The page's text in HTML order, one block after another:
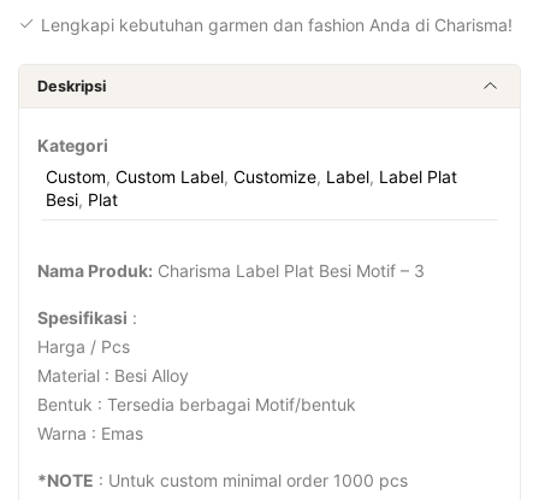
Lengkapi kebutuhan garmen dan fashion Anda di Charisma!
Deskripsi
Kategori
Custom, Custom Label, Customize, Label, Label Plat
Besi, Plat
Nama Produk: Charisma Label Plat Besi Motif – 3
Spesifikasi :
Harga / Pcs
Material : Besi Alloy
Bentuk : Tersedia berbagai Motif/bentuk
Warna : Emas
*NOTE : Untuk custom minimal order 1000 pcs